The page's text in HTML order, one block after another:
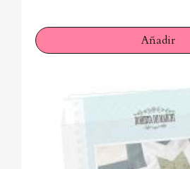
Añadir